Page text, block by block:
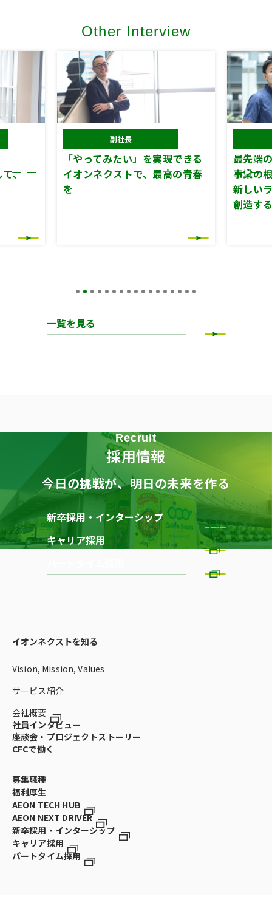
Other Interview
、
副社長
「やってみたい」を実現できる
イオンネクストで、最高の青春
を
最先端
事業の
新しい
創造す
一覧を見る
Recruit
採用情報
今日の挑戦が、明日の未来を作る
新卒採用・インターシップ
キャリア採用
イオンネクストを知る
Vision, Mission, Values
サービス紹介
会社概要
社員インタビュー
座談会・プロジェクトストーリー
CFCで働く
募集職種
福利厚生
AEON TECH HUB
AEON NEXT DRIVER
新卒採用・インターシップ
キャリア採用
パートタイム採用